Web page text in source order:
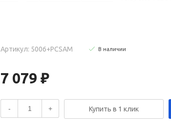
Артикул: 5006+PCSAM В наличии
7 079 ₽
- + Купить в 1 клик